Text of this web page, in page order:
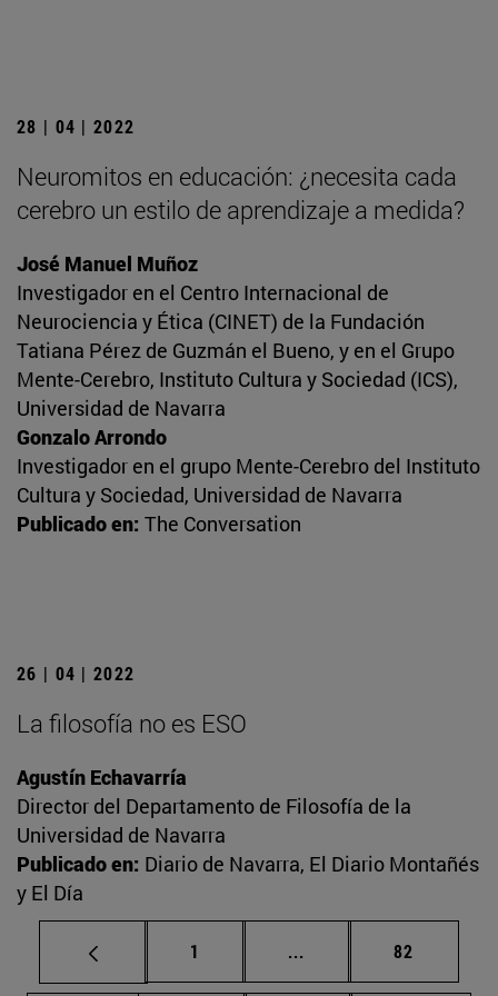
28 | 04 | 2022
Neuromitos en educación: ¿necesita cada
cerebro un estilo de aprendizaje a medida?
José Manuel Muñoz
Investigador en el Centro Internacional de
Neurociencia y Ética (CINET) de la Fundación
Tatiana Pérez de Guzmán el Bueno, y en el Grupo
Mente-Cerebro, Instituto Cultura y Sociedad (ICS),
Universidad de Navarra
Gonzalo Arrondo
Investigador en el grupo Mente-Cerebro del Instituto
Cultura y Sociedad, Universidad de Navarra
Publicado en: The Conversation
26 | 04 | 2022
La filosofía no es ESO
Agustín Echavarría
Director del Departamento de Filosofía de la
Universidad de Navarra
Publicado en: Diario de Navarra, El Diario Montañés
y El Día
Página
1 ... Páginas intermedias
Página
82